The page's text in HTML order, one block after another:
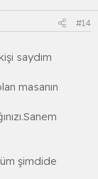
#14
saydım
masanın
şimdide